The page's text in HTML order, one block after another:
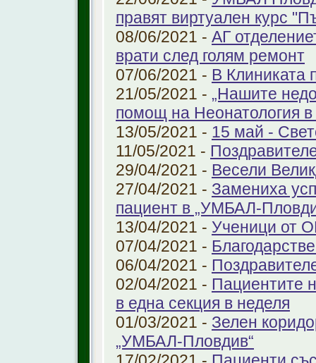
правят виртуален курс
08/06/2021 - АГ
врати след голям ремонт
07/06/2021 - В Клиниката
21/05/2021 - „Нашите
помощ на Неонатология
13/05/2021 - 15 май -
11/05/2021 -
29/04/2021 - Весели
27/04/2021 - Замениха
пациент в „УМБАЛ-
13/04/2021 - Ученици от
07/04/2021 -
06/04/2021 -
02/04/2021 - Пациентите
в една секция в неделя
01/03/2021 - Зелен
„УМБАЛ-Пловдив“